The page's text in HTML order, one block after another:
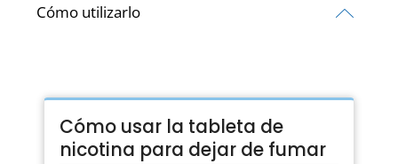
Cómo utilizarlo
Cómo usar la tableta de
nicotina para dejar de fumar